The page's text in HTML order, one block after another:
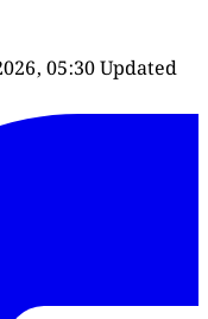
05:30Updated